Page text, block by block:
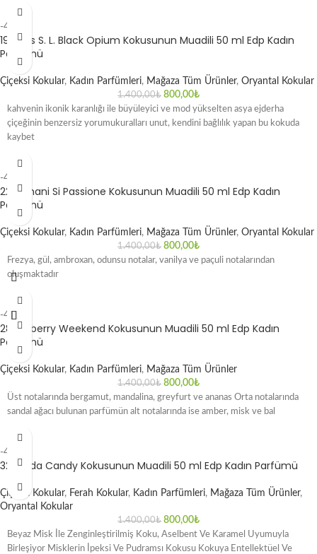
-43%
19 Yves S. L. Black Opium Kokusunun Muadili 50 ml Edp Kadın
Parfümü
Çiçeksi Kokular, Kadın Parfümleri, Mağaza Tüm Ürünler, Oryantal Kokular
1.400,00₺ 800,00₺
kahvenin ikonik karanlığı ile büyüleyici ve mod yükselten asya ejderha
çiçeğinin benzersiz yorumukuralları unut, kendini bağlılık yapan bu kokuda
kaybet
-43%
22 Armani Si Passione Kokusunun Muadili 50 ml Edp Kadın
Parfümü
Çiçeksi Kokular, Kadın Parfümleri, Mağaza Tüm Ürünler, Oryantal Kokular
1.400,00₺ 800,00₺
Frezya, gül, ambroxan, odunsu notalar, vanilya ve paçuli notalarından
oluşmaktadır
-43%
28 Burberry Weekend Kokusunun Muadili 50 ml Edp Kadın
Parfümü
Çiçeksi Kokular, Kadın Parfümleri, Mağaza Tüm Ürünler
1.400,00₺ 800,00₺
Üst notalarında bergamut, mandalina, greyfurt ve ananas Orta notalarında
sandal ağacı bulunan parfümün alt notalarında ise amber, misk ve bal
-43%
32 Prada Candy Kokusunun Muadili 50 ml Edp Kadın Parfümü
Çiçeksi Kokular, Ferah Kokular, Kadın Parfümleri, Mağaza Tüm Ürünler,
Oryantal Kokular
1.400,00₺ 800,00₺
Beyaz Misk İle Zenginleştirilmiş Koku, Aselbent Ve Karamel Uyumuyla
Birleşiyor Misklerin İpeksi Ve Pudramsı Kokusu Kokuya Entellektüel Ve